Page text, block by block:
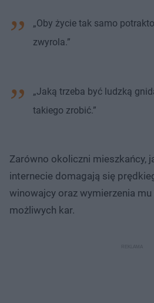
„Oby życie tak samo
zwyrola.”
„Jaką trzeba być ludzką
takiego zrobić.”
Zarówno okoliczni mieszkańcy,
internecie domagają się
winowajcy oraz wymierzenia
możliwych kar.